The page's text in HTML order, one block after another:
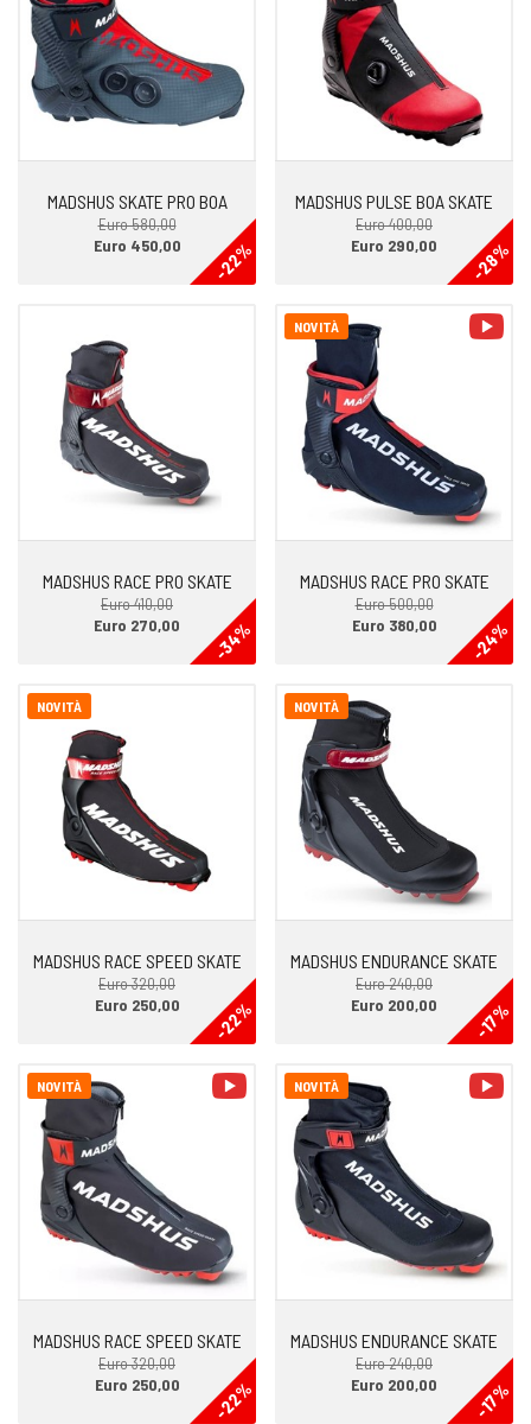
MADSHUS SKATE PRO BOA
Euro 580,00
-22%
Euro 450,00
MADSHUS PULSE BOA SKATE
Euro 400,00
-28%
Euro 290,00
MADSHUS RACE PRO SKATE
Euro 410,00
-34%
Euro 270,00
NOVITÀ
MADSHUS RACE PRO SKATE
Euro 500,00
-24%
Euro 380,00
NOVITÀ
MADSHUS RACE SPEED SKATE
Euro 320,00
-22%
Euro 250,00
NOVITÀ
MADSHUS ENDURANCE SKATE
Euro 240,00
-17%
Euro 200,00
NOVITÀ
MADSHUS RACE SPEED SKATE
Euro 320,00
-22%
Euro 250,00
NOVITÀ
MADSHUS ENDURANCE SKATE
Euro 240,00
-17%
Euro 200,00